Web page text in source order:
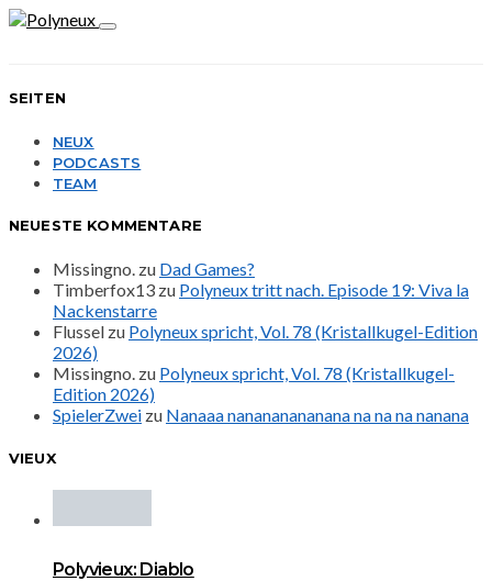
SEITEN
NEUX
PODCASTS
TEAM
NEUESTE KOMMENTARE
Missingno. zu Dad Games?
Timberfox13 zu Polyneux tritt nach. Episode 19: Viva la
Nackenstarre
Flussel zu Polyneux spricht, Vol. 78 (Kristallkugel-Edition
2026)
Missingno. zu Polyneux spricht, Vol. 78 (Kristallkugel-
Edition 2026)
SpielerZwei zu Nanaaa nanananananana na na na nanana
VIEUX
Polyvieux: Diablo